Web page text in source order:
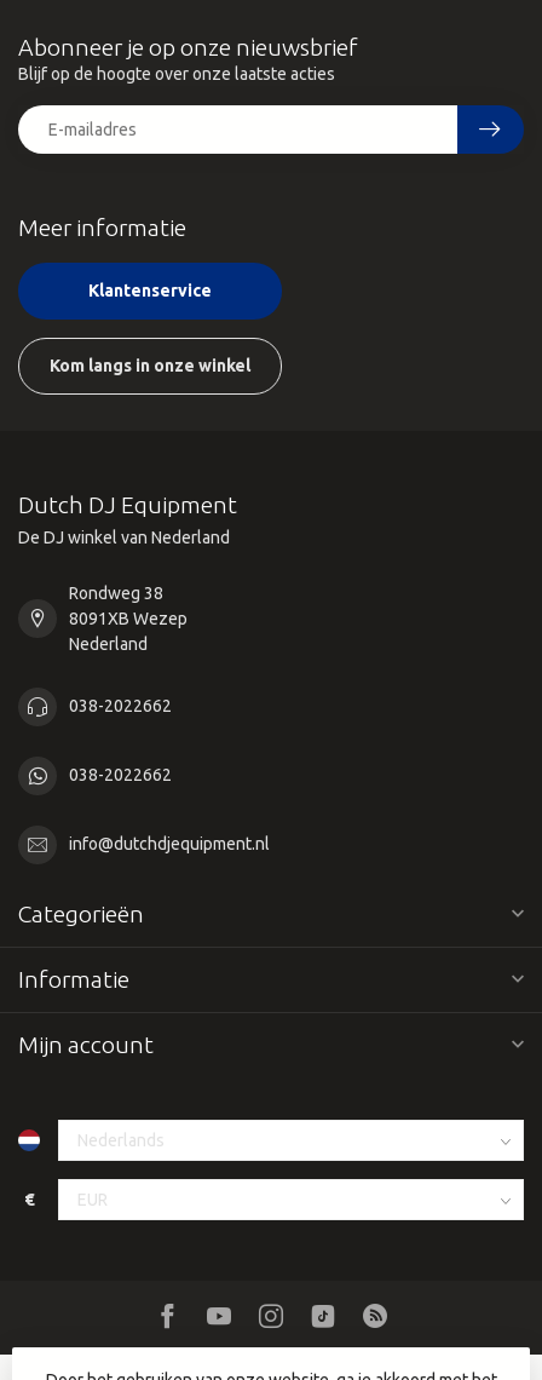
Meer informatie
Klantenservice
Kom langs in onze winkel
Abonneer je op onze nieuwsbrief
Blijf op de hoogte over onze laatste acties
Dutch DJ Equipment
De DJ winkel van Nederland
Rondweg 38
8091XB Wezep
Nederland
038-2022662
038-2022662
info@dutchdjequipment.nl
Categorieën
Informatie
Mijn account
€